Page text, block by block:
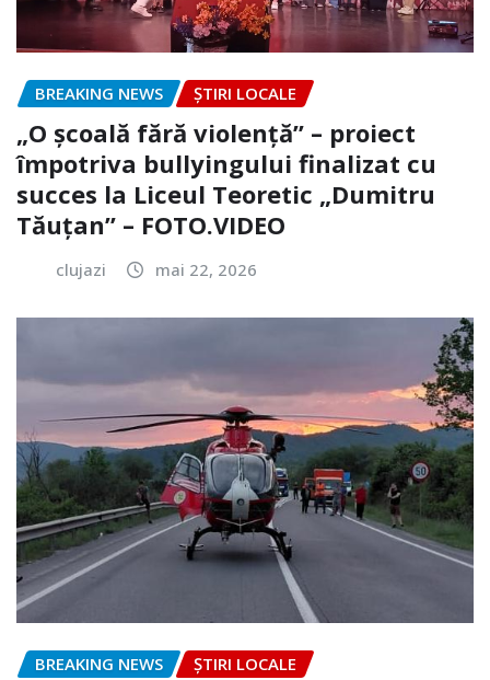
BREAKING NEWS ȘTIRI LOCALE
„O școală fără violență” – proiect
împotriva bullyingului finalizat cu
succes la Liceul Teoretic „Dumitru
Tăuțan” – FOTO.VIDEO
clujazi mai 22, 2026
BREAKING NEWS ȘTIRI LOCALE